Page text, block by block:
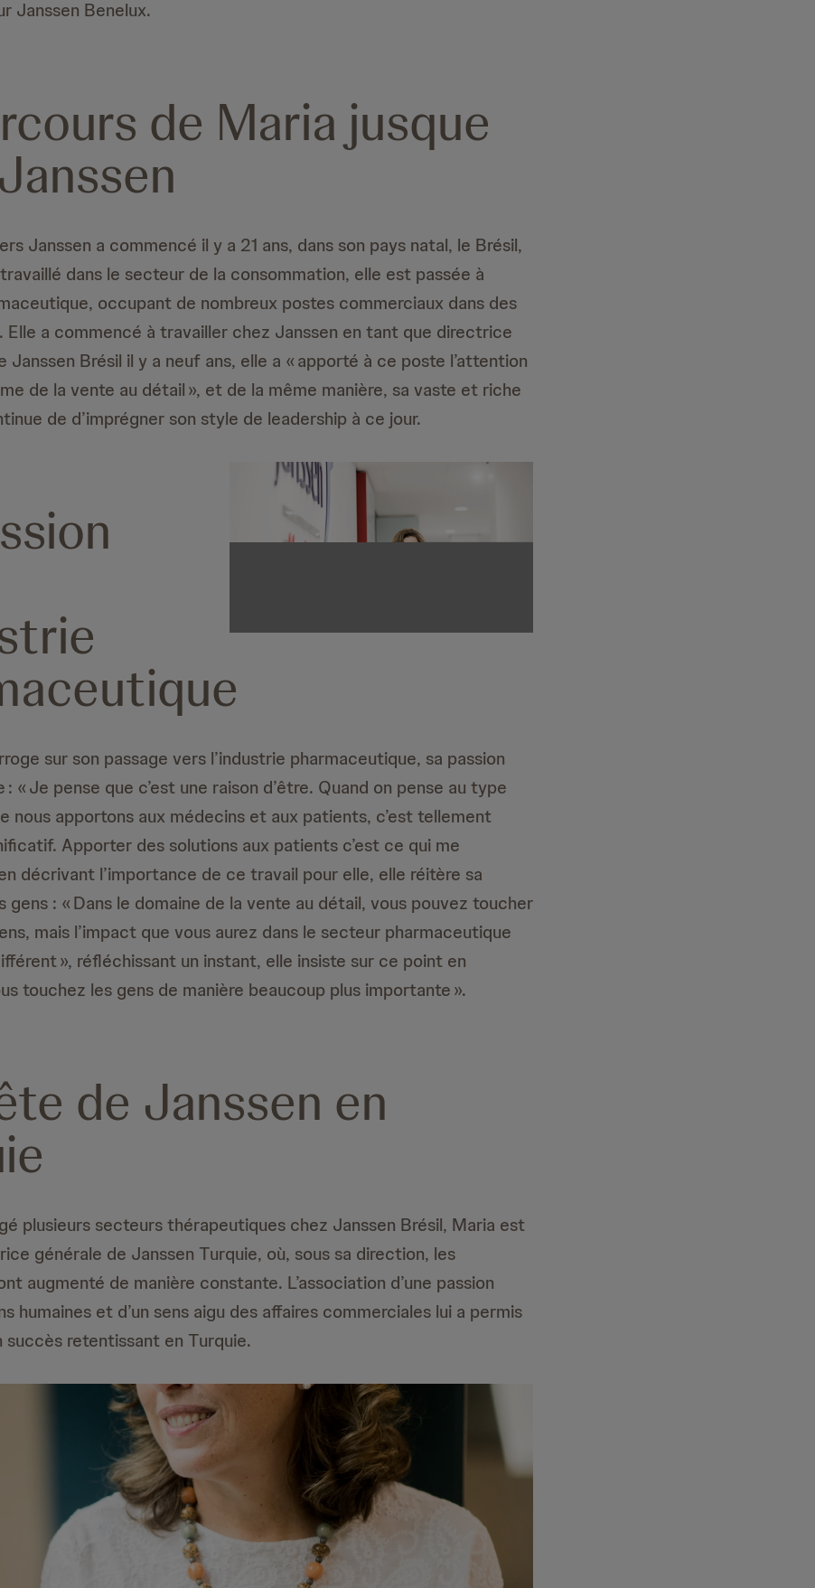
Janssen Benelux.
de Maria jusque
Janssen a commencé il y a 21 ans, dans son pays natal, le Brésil,
dans le secteur de la consommation, elle est passée à
occupant de nombreux postes commerciaux dans des
Elle a commencé à travailler chez Janssen en tant que directrice
Janssen Brésil il y a neuf ans, elle a « apporté à ce poste l’attention
de la vente au détail », et de la même manière, sa vaste et riche
de d’imprégner son style de leadership à ce jour.
sur son passage vers l’industrie pharmaceutique, sa passion
« Je pense que c’est une raison d’être. Quand on pense au type
nous apportons aux médecins et aux patients, c’est tellement
Apporter des solutions aux patients c’est ce qui me
décrivant l’importance de ce travail pour elle, elle réitère sa
gens : « Dans le domaine de la vente au détail, vous pouvez toucher
mais l’impact que vous aurez dans le secteur pharmaceutique
», réfléchissant un instant, elle insiste sur ce point en
touchez les gens de manière beaucoup plus importante ».
de Janssen en
plusieurs secteurs thérapeutiques chez Janssen Brésil, Maria est
générale de Janssen Turquie, où, sous sa direction, les
augmenté de manière constante. L’association d’une passion
humaines et d’un sens aigu des affaires commerciales lui a permis
succès retentissant en Turquie.